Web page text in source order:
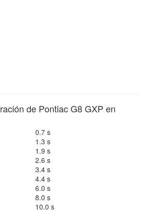
de Pontiac G8 GXP en
0.7 s
1.3 s
1.9 s
2.6 s
3.4 s
4.4 s
6.0 s
8.0 s
10.0 s